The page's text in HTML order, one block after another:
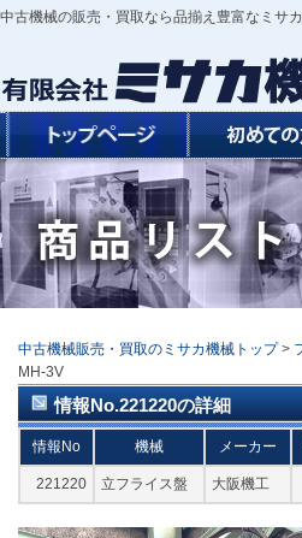
中古機械の販売・買取なら品揃え豊富なミサ
中古機械販売・買取のミサカ機械トップ >
MH-3V
情報No.221220の詳細
情報No 機械 メーカー
221220 立フライス盤 大阪機工